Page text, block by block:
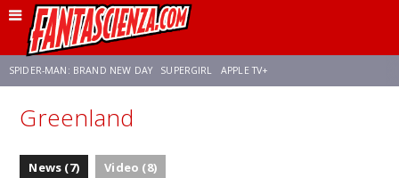
SPIDER-MAN: BRAND NEW DAY SUPERGIRL APPLE TV+
FRANCO RICCIARDIELLO
Greenland
News (7) Video (8)